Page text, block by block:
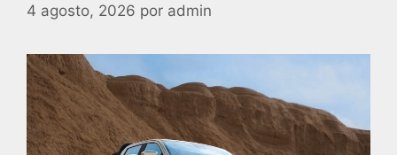
4 agosto, 2026 por admin